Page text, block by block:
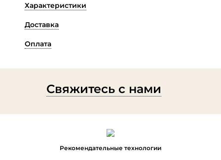
Характеристики
Доставка
Оплата
Свяжитесь с нами
Рекомендательные технологии